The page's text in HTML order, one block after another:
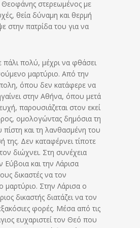
Θεοφάνης στερεωμένος με
θεία δύναμη και θερμή
στην πατρίδα του για να
πάλι πολύ, μέχρι να φθάσει
μαρτύριο. Από την
όπου δεν κατάφερε να
στην Αθήνα, όπου μετά
παρουσιάζεται στον εκεί
ομολογώντας δημόσια τη
πίστη και τη λανθασμένη του
της. Δεν καταφέρνει τίποτε
διώχνει. Στη συνέχεια
Εύβοια και την Λάρισα
δικαστές να τον
Στην Λάρισα ο
δικαστής διατάζει να τον
φορές. Μέσα από τις
ευχαριστεί τον Θεό που